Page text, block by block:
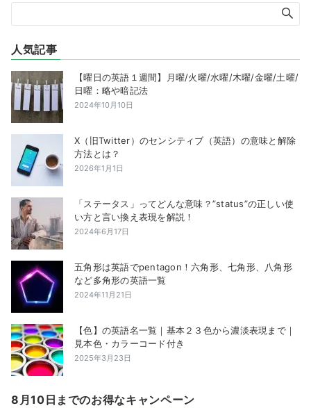
人気記事
【曜日の英語１週間】月曜/火曜/水曜/木曜/金曜/土曜/
日曜：略や暗記法
2024年10月10日
X（旧Twitter）のセンシティブ（英語）の意味と解除
方法とは？
2026年1月1日
「ステータス」ってどんな意味？”status”の正しい使
い方と言い換え表現を解説！
2024年6月17日
五角形は英語でpentagon！六角形、七角形、八角形
など多角形の英語一覧
2024年11月21日
【色】の英語名一覧｜基本２３色から濃淡表現まで｜
見本色・カラーコード付き
2025年3月23日
8月10日までのお得なキャンペーン